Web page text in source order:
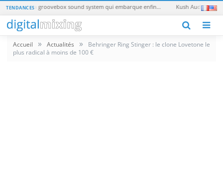
TENDANCES Teenage Engineering EP-40 Riddim : la groovebox sound system qui embarque enfin un vrai synthé
Accueil » Actualités »
Behringer Ring Stinger : le clone Lovetone le
plus radical à moins de 100 €